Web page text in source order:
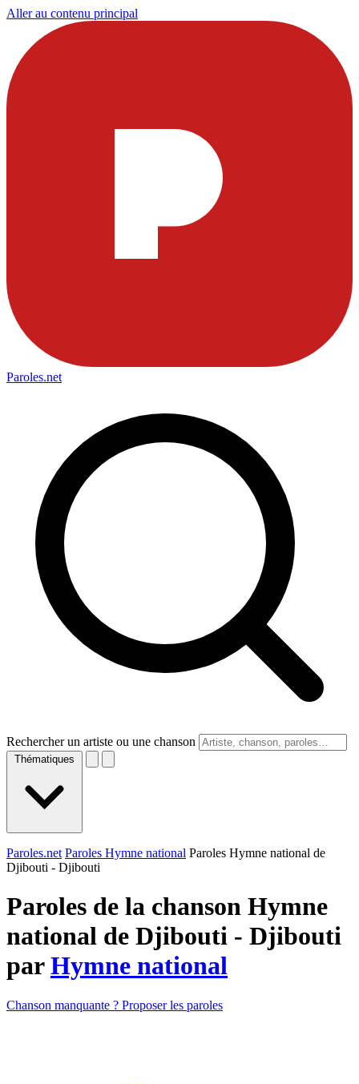
Aller au contenu principal
Paroles.net
Rechercher un artiste ou une chanson
Thématiques
Paroles.net Paroles Hymne national Paroles Hymne national de
Djibouti - Djibouti
Paroles de la chanson Hymne
national de Djibouti - Djibouti
parHymne national
Chanson manquante ? Proposer les paroles